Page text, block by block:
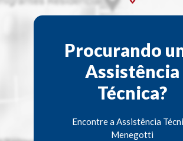
Procurando
Assistência
Técnica?
Encontre a Assistência
Menegotti